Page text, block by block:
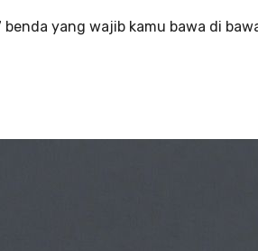
yang wajib kamu bawa di